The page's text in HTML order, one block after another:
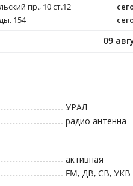
пр., 10 ст.12
154
09
УРАЛ
радио антенна
активная
FM, ДВ, СВ, УКВ